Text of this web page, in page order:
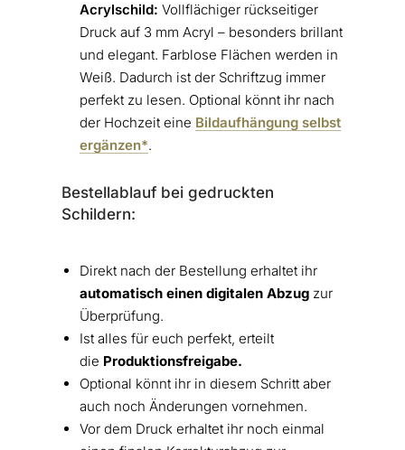
Acrylschild: Vollflächiger rückseitiger
Druck auf 3 mm Acryl – besonders brillant
und elegant. Farblose Flächen werden in
Weiß. Dadurch ist der Schriftzug immer
perfekt zu lesen. Optional könnt ihr nach
der Hochzeit eine Bildaufhängung selbst
ergänzen*.
Bestellablauf bei gedruckten
Schildern:
Direkt nach der Bestellung erhaltet ihr
automatisch einen digitalen Abzugzur
Überprüfung.
Ist alles für euch perfekt, erteilt
die Produktionsfreigabe.
Optional könnt ihr in diesem Schritt aber
auch noch Änderungen vornehmen.
Vor dem Druck erhaltet ihr noch einmal